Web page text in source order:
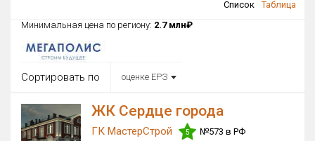
Все
Район в городе
Цена
Список
Таблица
Минимальная цена по региону: 2.7 млн₽
Сортировать по оценке ЕРЗ
ЖК Сердце города
ГК МастерСтрой 5 №573 в РФ